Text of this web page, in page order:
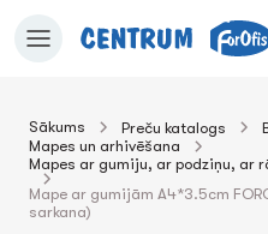
uz grozu
Sākums Preču katalogs
Mapes un arhivēšana
Mapes ar gumiju, ar podziņu, ar
Mape ar gumijām A4*3.5cm
sarkana)